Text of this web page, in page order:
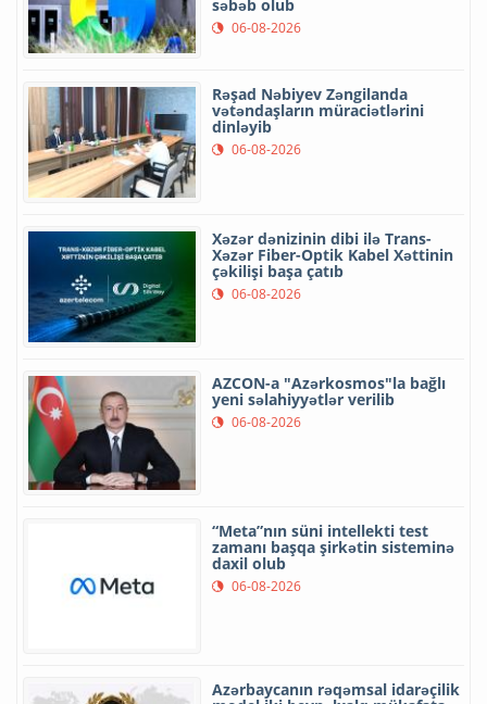
səbəb olub
06-08-2026
Rəşad Nəbiyev Zəngilanda
vətəndaşların müraciətlərini
dinləyib
06-08-2026
Xəzər dənizinin dibi ilə Trans-
Xəzər Fiber-Optik Kabel Xəttinin
çəkilişi başa çatıb
06-08-2026
AZCON-a "Azərkosmos"la bağlı
yeni səlahiyyətlər verilib
06-08-2026
“Meta”nın süni intellekti test
zamanı başqa şirkətin sisteminə
daxil olub
06-08-2026
Azərbaycanın rəqəmsal idarəçilik